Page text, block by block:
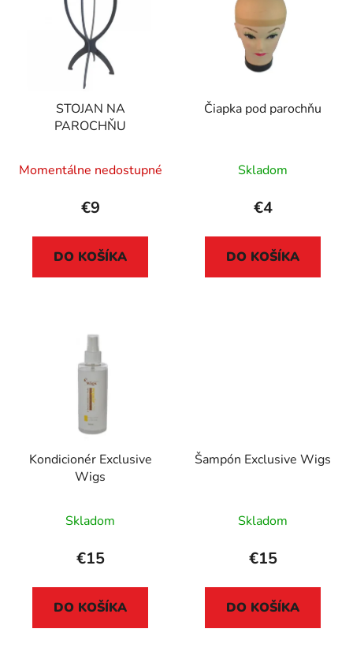
STOJAN NA
PAROCHŇU
Momentálne nedostupné
€9
DO KOŠÍKA
Čiapka pod parochňu
Skladom
€4
DO KOŠÍKA
Kondicionér Exclusive
Wigs
Skladom
€15
DO KOŠÍKA
Šampón Exclusive Wigs
Skladom
€15
DO KOŠÍKA